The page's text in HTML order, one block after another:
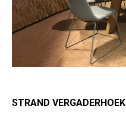
STRAND VERGADERHOEK